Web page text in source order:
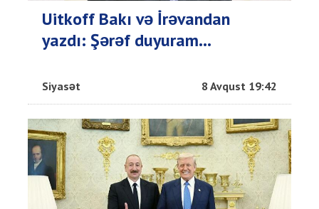
Uitkoff Bakı və İrəvandan
yazdı: Şərəf duyuram...
Siyasət 8 Avqust 19:42